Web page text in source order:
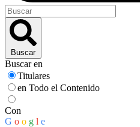
Buscar
Buscar en
Titulares
en Todo el Contenido
Con
G o o g l e